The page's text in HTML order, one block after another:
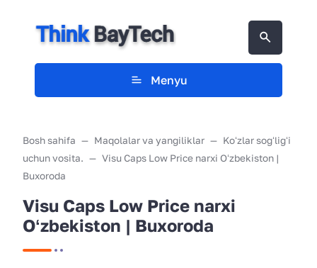
Menyu
Bosh sahifa Maqolalar va yangiliklar
Koʻzlar sogʻligʻi
uchun vosita.
Visu Caps Low Price narxi Oʻzbekiston |
Buxoroda
Visu Caps Low Price narxi
Oʻzbekiston | Buxoroda